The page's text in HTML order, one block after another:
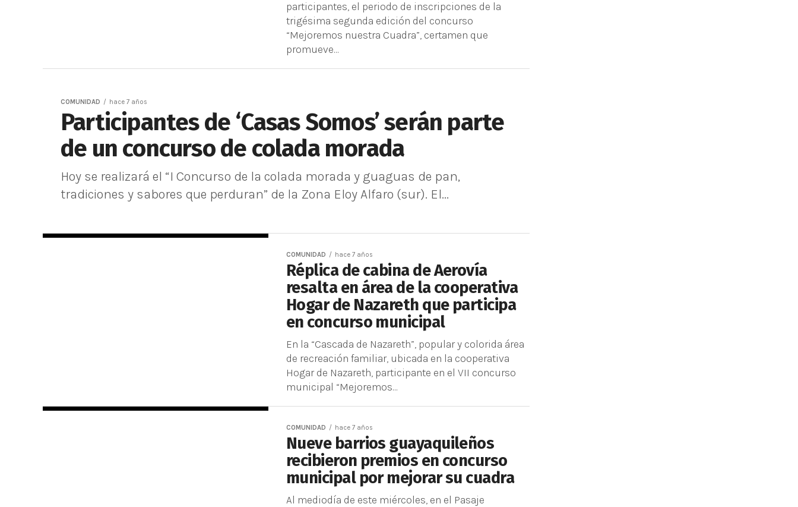
participantes, el periodo de inscripciones de la
trigésima segunda edición del concurso
“Mejoremos nuestra Cuadra”, certamen que
promueve...
COMUNIDAD hace 7 años
Participantes de ‘Casas Somos’ serán parte
de un concurso de colada morada
Hoy se realizará el “I Concurso de la colada morada y guaguas de pan,
tradiciones y sabores que perduran” de la Zona Eloy Alfaro (sur). El...
COMUNIDAD hace 7 años
Réplica de cabina de Aerovía
resalta en área de la cooperativa
Hogar de Nazareth que participa
en concurso municipal
En la “Cascada de Nazareth”, popular y colorida área
de recreación familiar, ubicada en la cooperativa
Hogar de Nazareth, participante en el VII concurso
municipal “Mejoremos...
COMUNIDAD hace 7 años
Nueve barrios guayaquileños
recibieron premios en concurso
municipal por mejorar su cuadra
Al mediodía de este miércoles, en el Pasaje